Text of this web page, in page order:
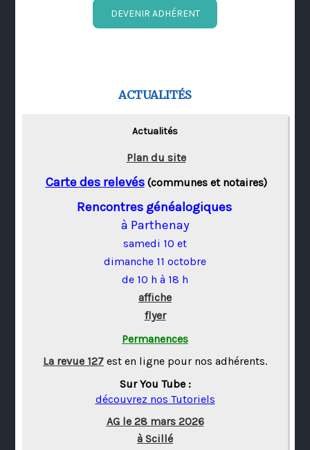
DEVENIR ADHÉRENT
ACTUALITÉS
Actualités
Plan du site
Carte des relevés(communes et notaires)
Rencontres généalogiques
à Parthenay
samedi 10 et
dimanche 11 octobre
de 10 h à 18 h
affiche
flyer
Permanences
La revue 127 est en ligne pour nos adhérents.
Sur You Tube :
découvrez nos Tutoriels
AG le 28 mars 2026
à Scillé